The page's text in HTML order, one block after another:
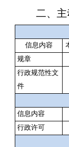
二、
信息内容
规章
行政规范性文
件
信息内容
行政许可